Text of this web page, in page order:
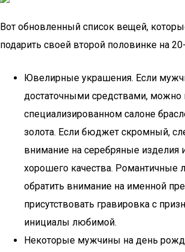
Вот обновленный список вещей,
подарить своей второй половинке на
Ювелирные украшения. Если
достаточными средствами, можно
специализированном салоне
золота. Если бюджет скромный,
внимание на серебряные изделия
хорошего качества. Романтичные
обратить внимание на именной
присутствовать гравировка с
инициалы любимой.
Некоторые мужчины на день